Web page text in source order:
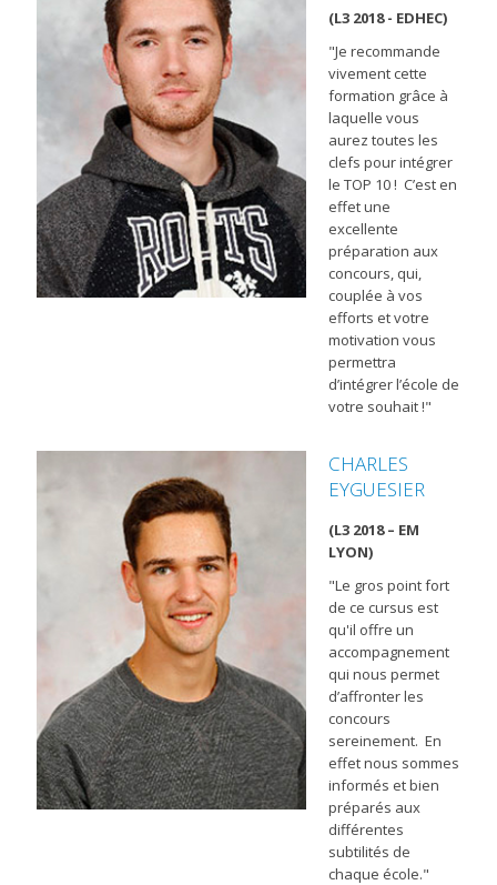
(L3 2018 - EDHEC)
"Je recommande
vivement cette
formation grâce à
laquelle vous
aurez toutes les
clefs pour intégrer
le TOP 10 ! C’est en
effet une
excellente
préparation aux
concours, qui,
couplée à vos
efforts et votre
motivation vous
permettra
d’intégrer l’école de
votre souhait !"
CHARLES
EYGUESIER
(L3 2018 – EM
LYON)
"Le gros point fort
de ce cursus est
qu'il offre un
accompagnement
qui nous permet
d’affronter les
concours
sereinement. En
effet nous sommes
informés et bien
préparés aux
différentes
subtilités de
chaque école."